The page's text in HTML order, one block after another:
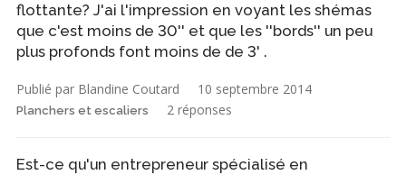
flottante? J'ai l'impression en voyant les shémas
que c'est moins de 30'' et que les ''bords'' un peu
plus profonds font moins de de 3' .
Publié par Blandine Coutard 10 septembre 2014
Planchers et escaliers 2 réponses
Est-ce qu'un entrepreneur spécialisé en